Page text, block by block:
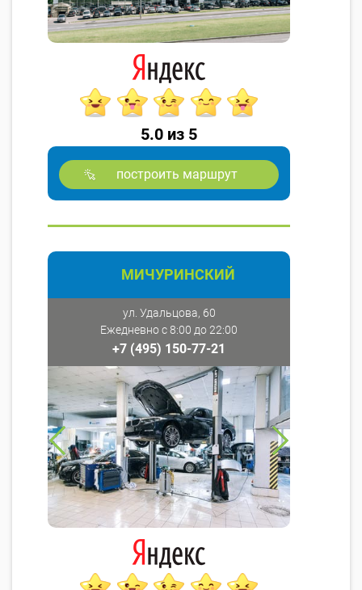
5.0 из 5
построить маршрут
МИЧУРИНСКИЙ
ул. Удальцова, 60
Ежедневно с 8:00 до 22:00
+7 (495) 150-77-21